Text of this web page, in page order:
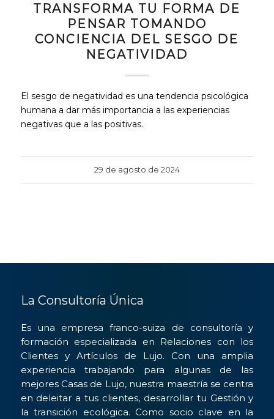
TRANSFORMA TU FORMA DE
PENSAR TOMANDO
CONCIENCIA DEL SESGO DE
NEGATIVIDAD
El sesgo de negatividad es una tendencia psicológica
humana a dar más importancia a las experiencias
negativas que a las positivas.
29 de agosto de 2024
La Consultoría Única
Es una empresa franco-suiza de consultoría y
formación especializada en Relaciones con los
Clientes y Artículos de Lujo. Con una amplia
experiencia trabajando para algunas de las
mejores Casas de Lujo, nuestra maestría se centra
en deleitar a tus clientes, desarrollar tu Gestión y
la transición ecológica. Como socio clave en la